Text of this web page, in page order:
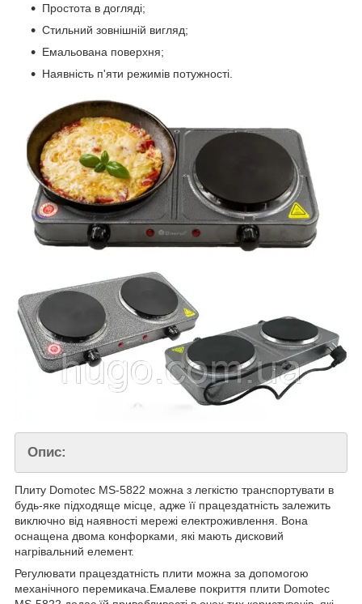
Простота в догляді;
Стильний зовнішній вигляд;
Емальована поверхня;
Наявність п'яти режимів потужності.
Опис:
Плиту Domotec MS-5822 можна з легкістю транспортувати в
будь-яке підходяще місце, адже її працездатність залежить
виключно від наявності мережі електроживлення. Вона
оснащена двома конфорками, які мають дисковий
нагрівальний елемент.
Регулювати працездатність плити можна за допомогою
механічного перемикача.Емалеве покриття плити Domotec